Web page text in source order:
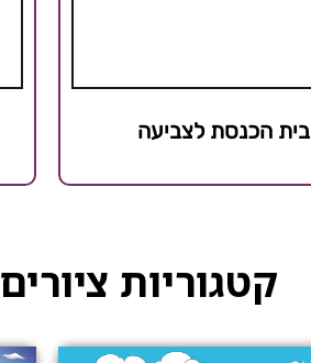
בית הכנסת לצביעה
קטגוריות ציורים